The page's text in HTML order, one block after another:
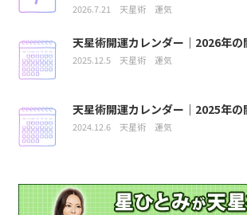
2026.7.21 天星術 運気
天星術開運カレンダー｜2026年の
2025.12.5 天星術 運気
天星術開運カレンダー｜2025年の
2024.12.6 天星術 運気